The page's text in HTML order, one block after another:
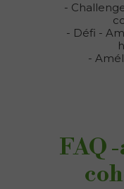
FAQ
-
- Défi -
-